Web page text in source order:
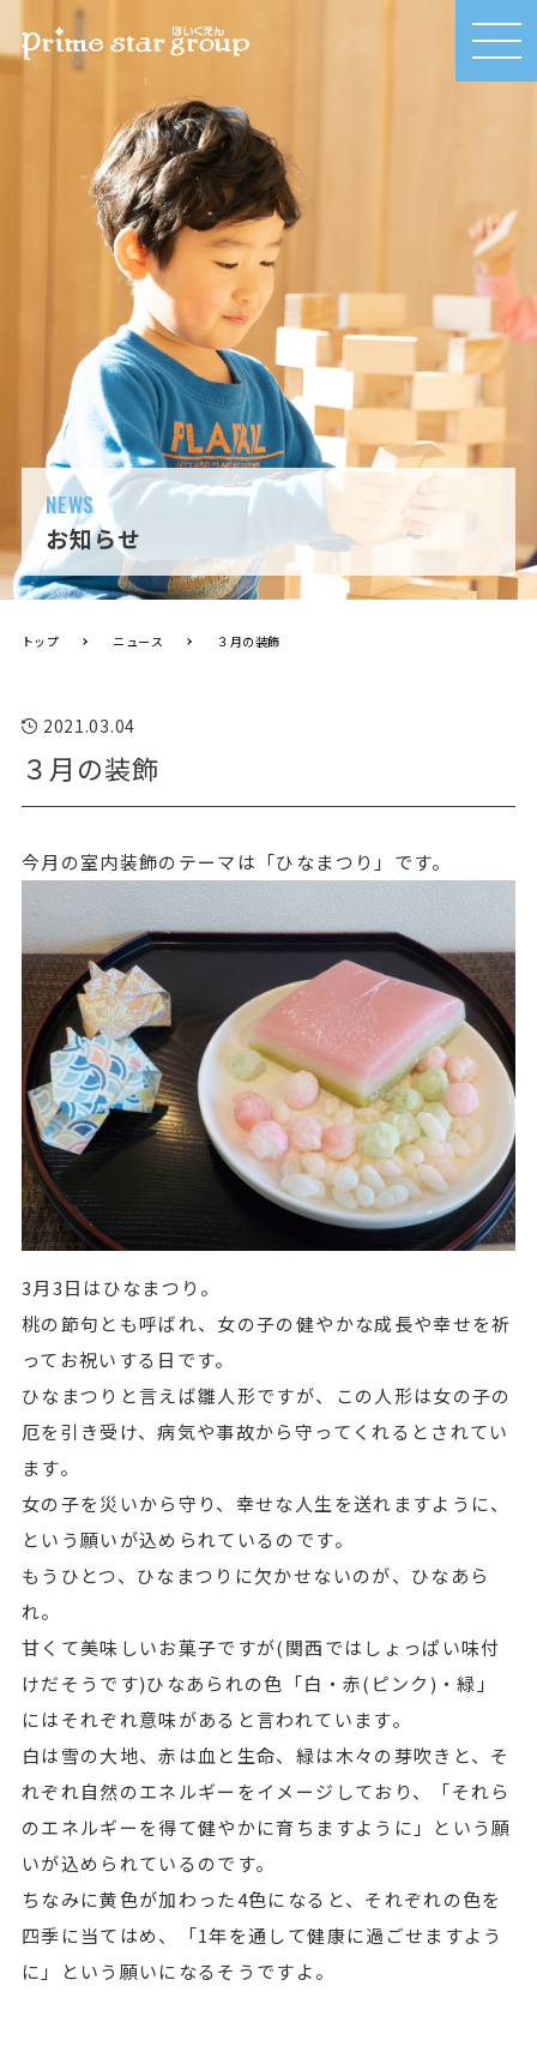
MEN
U
NEWS
お知らせ
トップ ニュース ３月の装飾
2021.03.04
３月の装飾
今月の室内装飾のテーマは「ひなまつり」です。
3月3日はひなまつり。
桃の節句とも呼ばれ、女の子の健やかな成長や幸せを祈
ってお祝いする日です。
ひなまつりと言えば雛人形ですが、この人形は女の子の
厄を引き受け、病気や事故から守ってくれるとされてい
ます。
女の子を災いから守り、幸せな人生を送れますように、
という願いが込められているのです。
もうひとつ、ひなまつりに欠かせないのが、ひなあら
れ。
甘くて美味しいお菓子ですが(関西ではしょっぱい味付
けだそうです)ひなあられの色「白・赤(ピンク)・緑」
にはそれぞれ意味があると言われています。
白は雪の大地、赤は血と生命、緑は木々の芽吹きと、そ
れぞれ自然のエネルギーをイメージしており、「それら
のエネルギーを得て健やかに育ちますように」という願
いが込められているのです。
ちなみに黄色が加わった4色になると、それぞれの色を
四季に当てはめ、「1年を通して健康に過ごせますよう
に」という願いになるそうですよ。